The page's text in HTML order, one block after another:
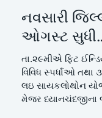
નવસારી
ઓગસ્ટ
તા.૨૯મીએ ફિટ
વિવિધ સ્પર્ધાઓ તથા
લઇ સાયકલોથોન
મેજર ધ્યાનચંદજીના